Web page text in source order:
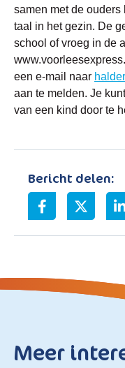
samen met de ouders
taal in het gezin. De
school of vroeg in de
een e-mail naar
aan te melden. Je
van een kind door te
Bericht delen:
Meer